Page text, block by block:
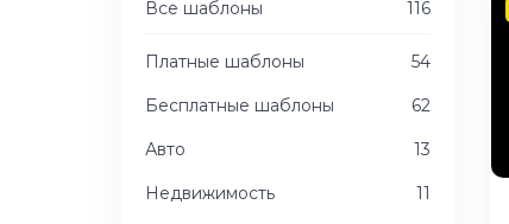
Все шаблоны 116
Платные шаблоны 54
Бесплатные шаблоны 62
Авто 13
Недвижимость 11